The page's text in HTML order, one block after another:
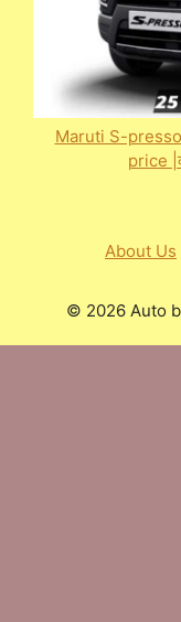
Maruti S-presso
price
About Us
© 2026 Auto